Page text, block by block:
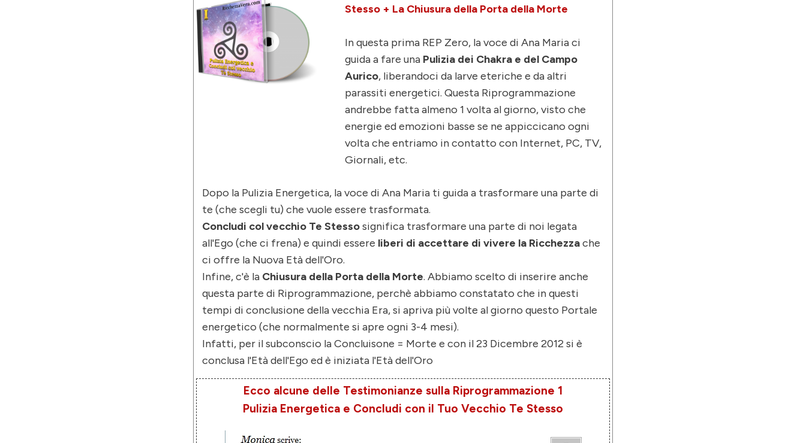
Stesso + La Chiusura della Porta della Morte
In questa prima REP Zero, la voce di Ana Maria ci
guida a fare una Pulizia dei Chakra e del Campo
Aurico, liberandoci da larve eteriche e da altri
parassiti energetici. Questa Riprogrammazione
andrebbe fatta almeno 1 volta al giorno, visto che
energie ed emozioni basse se ne appiccicano ogni
volta che entriamo in contatto con Internet, PC, TV,
Giornali, etc.
Dopo la Pulizia Energetica, la voce di Ana Maria ti guida a trasformare una parte di
te (che scegli tu) che vuole essere trasformata.
Concludi col vecchio Te Stessosignifica trasformare una parte di noi legata
all'Ego (che ci frena) e quindi essere liberi di accettare di vivere la Ricchezzache
ci offre la Nuova Età dell'Oro.
Infine, c'è la Chiusura della Porta della Morte. Abbiamo scelto di inserire anche
questa parte di Riprogrammazione, perchè abbiamo constatato che in questi
tempi di conclusione della vecchia Era, si apriva più volte al giorno questo Portale
energetico (che normalmente si apre ogni 3-4 mesi).
Infatti, per il subconscio la Concluisone = Morte e con il 23 Dicembre 2012 si è
conclusa l'Età dell'Ego ed è iniziata l'Età dell'Oro
Ecco alcune delle Testimonianze sulla Riprogrammazione 1
Pulizia Energetica e Concludi con il Tuo Vecchio Te Stesso